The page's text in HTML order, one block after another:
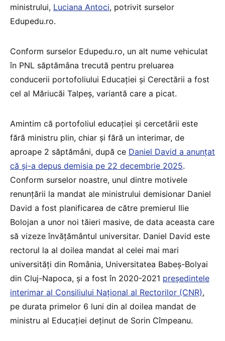
ministrului, Luciana Antoci, potrivit surselor
Edupedu.ro.
Conform surselor Edupedu.ro, un alt nume vehiculat
în PNL săptămâna trecută pentru preluarea
conducerii portofoliului Educației și Cerectării a fost
cel al Măriucăi Talpeș, variantă care a picat.
Amintim că portofoliul educației și cercetării este
fără ministru plin, chiar și fără un interimar, de
aproape 2 săptămâni, după ce Daniel David a anunțat
că și-a depus demisia pe 22 decembrie 2025.
Conform surselor noastre, unul dintre motivele
renunțării la mandat ale ministrului demisionar Daniel
David a fost planificarea de către premierul Ilie
Bolojan a unor noi tăieri masive, de data aceasta care
să vizeze învățământul universitar. Daniel David este
rectorul la al doilea mandat al celei mai mari
universități din România, Universitatea Babeș-Bolyai
din Cluj-Napoca, și a fost în 2020-2021 președintele
interimar al Consiliului Național al Rectorilor (CNR),
pe durata primelor 6 luni din al doilea mandat de
ministru al Educației deținut de Sorin Cîmpeanu.